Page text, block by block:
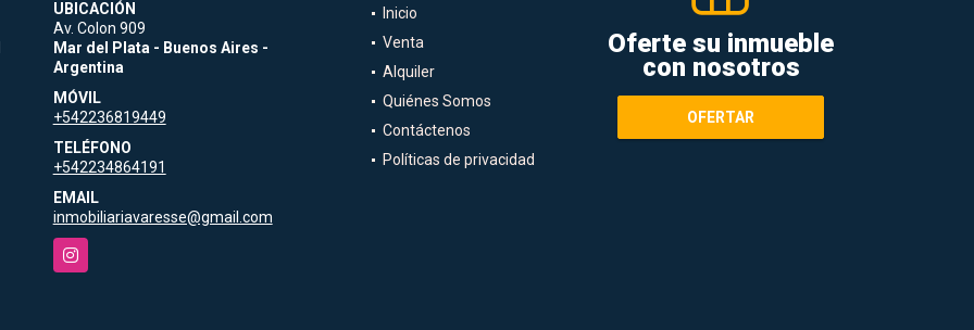
UBICACIÓN
Av. Colon 909
Mar del Plata - Buenos Aires -
Argentina
MÓVIL
+542236819449
TELÉFONO
+542234864191
EMAIL
inmobiliariavaresse@gmail.com
Instagram
Inicio
Venta
Alquiler
Quiénes Somos
Contáctenos
Políticas de privacidad
Oferte su inmueble
con nosotros
OFERTAR